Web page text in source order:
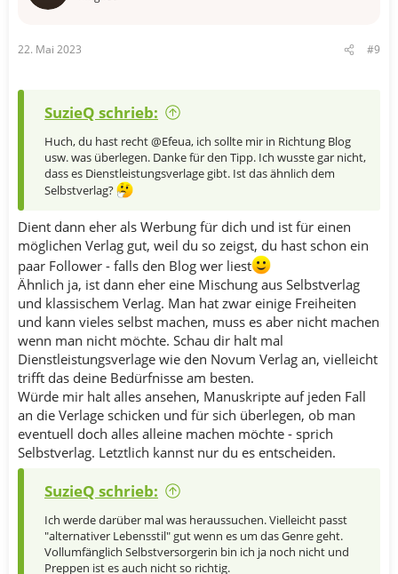
22. Mai 2023 #9
SuzieQ schrieb:
Huch, du hast recht @Efeua, ich sollte mir in Richtung Blog
usw. was überlegen. Danke für den Tipp. Ich wusste gar nicht,
dass es Dienstleistungsverlage gibt. Ist das ähnlich dem
Selbstverlag?
Dient dann eher als Werbung für dich und ist für einen
möglichen Verlag gut, weil du so zeigst, du hast schon ein
paar Follower - falls den Blog wer liest
Ähnlich ja, ist dann eher eine Mischung aus Selbstverlag
und klassischem Verlag. Man hat zwar einige Freiheiten
und kann vieles selbst machen, muss es aber nicht machen
wenn man nicht möchte. Schau dir halt mal
Dienstleistungsverlage wie den Novum Verlag an, vielleicht
trifft das deine Bedürfnisse am besten.
Würde mir halt alles ansehen, Manuskripte auf jeden Fall
an die Verlage schicken und für sich überlegen, ob man
eventuell doch alles alleine machen möchte - sprich
Selbstverlag. Letztlich kannst nur du es entscheiden.
SuzieQ schrieb:
Ich werde darüber mal was heraussuchen. Vielleicht passt
"alternativer Lebensstil" gut wenn es um das Genre geht.
Vollumfänglich Selbstversorgerin bin ich ja noch nicht und
Preppen ist es auch nicht so richtig.